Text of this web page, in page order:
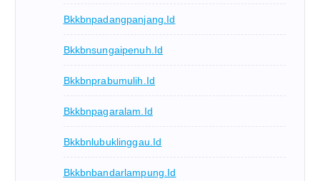
Bkkbnpadangpanjang.id
Bkkbnsungaipenuh.id
Bkkbnprabumulih.id
Bkkbnpagaralam.id
Bkkbnlubuklinggau.id
Bkkbnbandarlampung.id